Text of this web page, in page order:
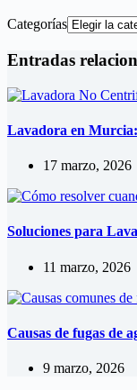
Categorías
Entradas
Lavadora en
17 marzo, 2026
Soluciones para
11 marzo, 2026
Causas de fugas de
9 marzo, 2026